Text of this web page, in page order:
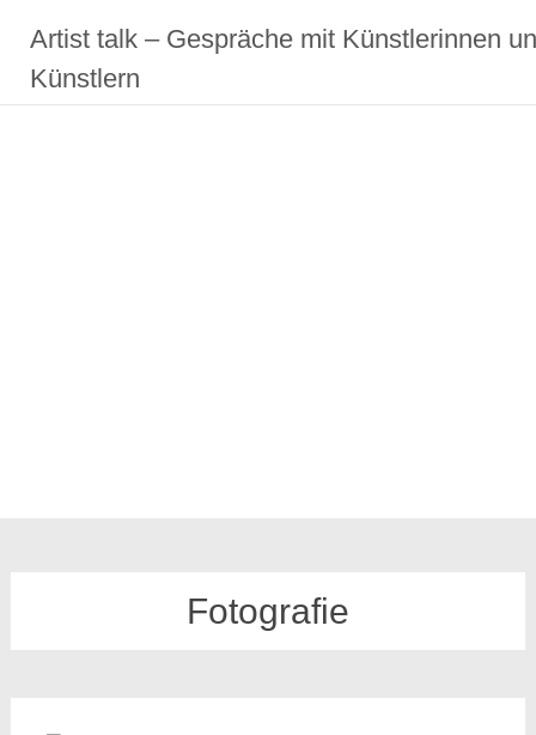
Inhalt
springen
Artist talk – Gespräche mit Künstlerinnen
Künstlern
Fotografie